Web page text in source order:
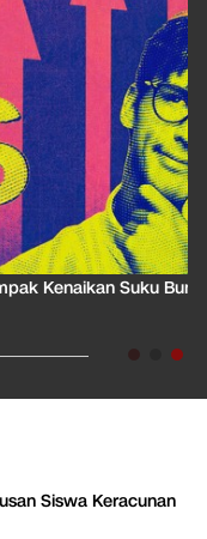
ke Cicilan KPR
Siswa Keracunan